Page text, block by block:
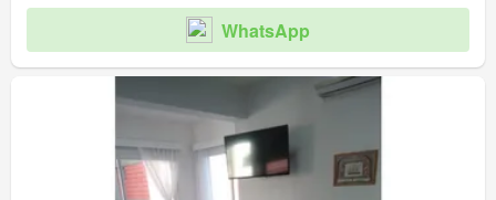
WhatsApp